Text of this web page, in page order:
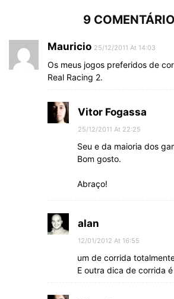
9
Mauricio 25/12/2011 At 14:03
Os meus jogos preferidos de
Real Racing 2.
Vitor Fogassa
25/12/2011 At 22:25
Seu e da maioria dos
Bom gosto.
Abraço!
alan
12/01/2012 At 16:55
um de corrida
E outra dica de corrida